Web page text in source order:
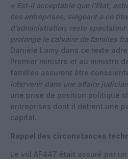
« Est‑il acceptable que l’État,
ces entreprises, siégeant à ce
d’administration, reste spectateur
prolonge le calvaire de familles
Danièle Lamy dans ce texte
Premier ministre et au ministre
familles assurent être
intervenir dans une affaire
une prise de position politique
entreprises dont il détient une
capital.
Rappel des circonstances
Le vol AF447 était assuré par un